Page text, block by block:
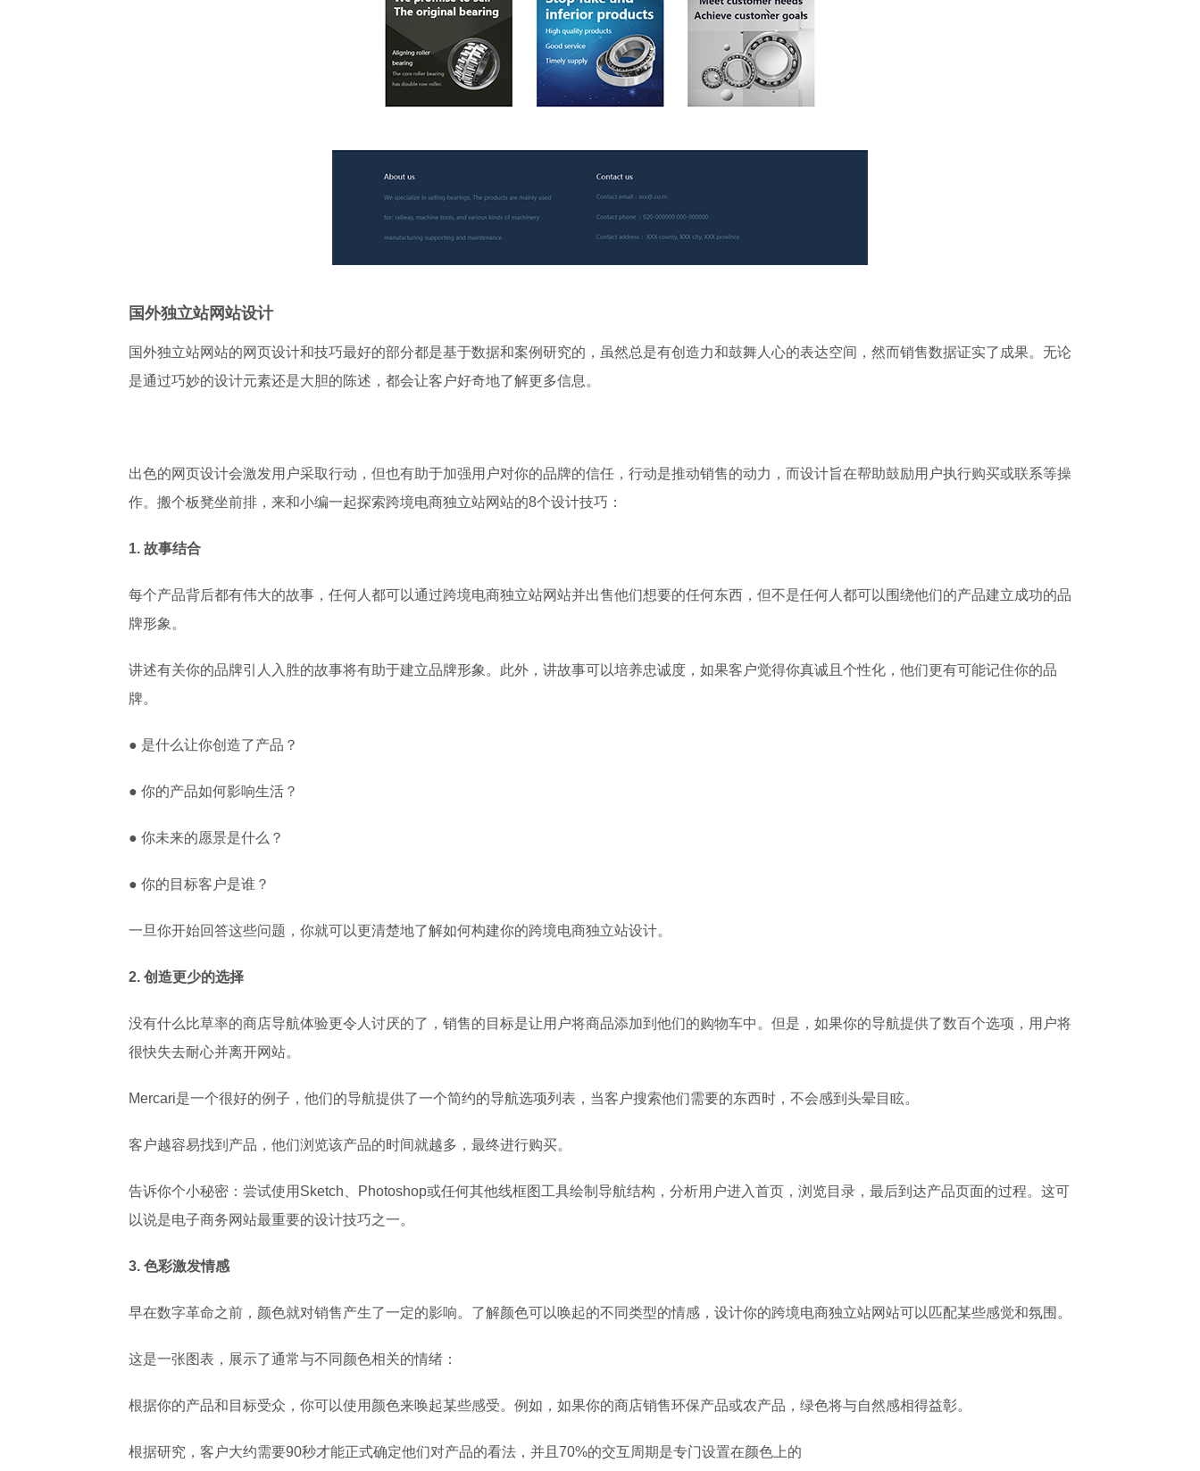
国外独立站网站设计
国外独立站网站的网页设计和技巧最好的部分都是基于数据和案例研究的，虽然总是有创造力和鼓舞人心的表达空间，然而销售数据证实了成果。无论
是通过巧妙的设计元素还是大胆的陈述，都会让客户好奇地了解更多信息。
出色的网页设计会激发用户采取行动，但也有助于加强用户对你的品牌的信任，行动是推动销售的动力，而设计旨在帮助鼓励用户执行购买或联系等操
作。搬个板凳坐前排，来和小编一起探索跨境电商独立站网站的8个设计技巧：
1. 故事结合
每个产品背后都有伟大的故事，任何人都可以通过跨境电商独立站网站并出售他们想要的任何东西，但不是任何人都可以围绕他们的产品建立成功的品
牌形象。
讲述有关你的品牌引人入胜的故事将有助于建立品牌形象。此外，讲故事可以培养忠诚度，如果客户觉得你真诚且个性化，他们更有可能记住你的品
牌。
● 是什么让你创造了产品？
● 你的产品如何影响生活？
● 你未来的愿景是什么？
● 你的目标客户是谁？
一旦你开始回答这些问题，你就可以更清楚地了解如何构建你的跨境电商独立站设计。
2. 创造更少的选择
没有什么比草率的商店导航体验更令人讨厌的了，销售的目标是让用户将商品添加到他们的购物车中。但是，如果你的导航提供了数百个选项，用户将
很快失去耐心并离开网站。
Mercari是一个很好的例子，他们的导航提供了一个简约的导航选项列表，当客户搜索他们需要的东西时，不会感到头晕目眩。
客户越容易找到产品，他们浏览该产品的时间就越多，最终进行购买。
告诉你个小秘密：尝试使用Sketch、Photoshop或任何其他线框图工具绘制导航结构，分析用户进入首页，浏览目录，最后到达产品页面的过程。这可
以说是电子商务网站最重要的设计技巧之一。
3. 色彩激发情感
早在数字革命之前，颜色就对销售产生了一定的影响。了解颜色可以唤起的不同类型的情感，设计你的跨境电商独立站网站可以匹配某些感觉和氛围。
这是一张图表，展示了通常与不同颜色相关的情绪：
根据你的产品和目标受众，你可以使用颜色来唤起某些感受。例如，如果你的商店销售环保产品或农产品，绿色将与自然感相得益彰。
根据研究，客户大约需要90秒才能正式确定他们对产品的看法，并且70%的交互周期是专门设置在颜色上的